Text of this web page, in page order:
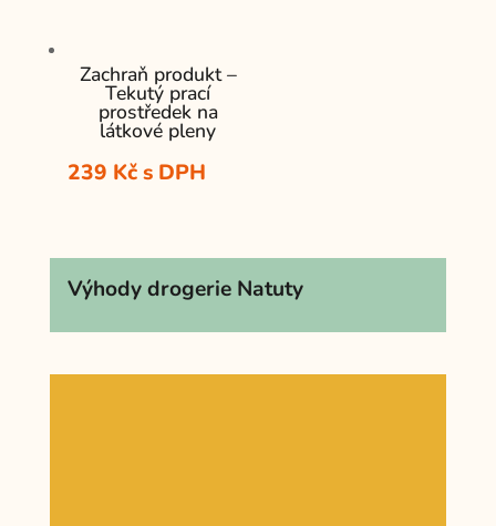
Zachraň produkt –
Tekutý prací
prostředek na
látkové pleny
239 Kč s DPH
Výhody drogerie Natuty